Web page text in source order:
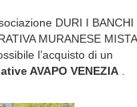
DURI I BANCHI
MURANESE MISTA
l’acquisto di un
AVAPO VENEZIA